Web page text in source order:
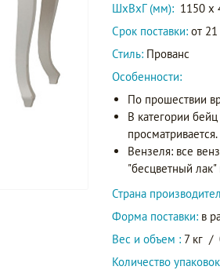
ШxВxГ (мм): 1150 x
Срок поставки: от
Стиль: Прованс
Особенности:
По прошествии
В категории
просматривается.
Вензеля: все
"бесцветный
Страна
Форма поставки: в
Вес и объем : 7 кг /
Количество